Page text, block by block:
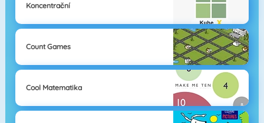
Koncentrační
Count Games
Cool Matematika